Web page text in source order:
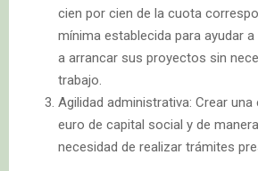
cien por cien de la cuota
mínima establecida para ayudar
a arrancar sus proyectos sin
trabajo.
Agilidad administrativa: Crear
euro de capital social y de
necesidad de realizar trámites